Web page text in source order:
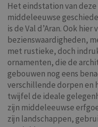
Het eindstation van
middeleeuwse
is de Val d’Aran. Ook
bezienswaardigheden,
met rustieke, doch
ornamenten, die de
gebouwen nog eens
verschillende dorpen en
twijfel de ideale
zijn middeleeuwse
zijn landschappen,